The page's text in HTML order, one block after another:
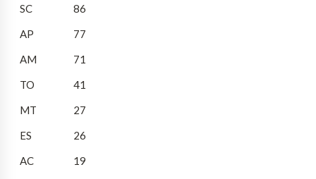
SC
86
AP
77
AM
71
TO
41
MT
27
ES
26
AC
19